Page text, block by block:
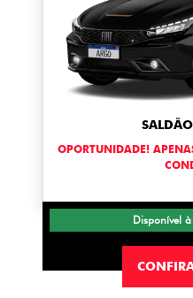
OPORTUNIDADE!
Disponível